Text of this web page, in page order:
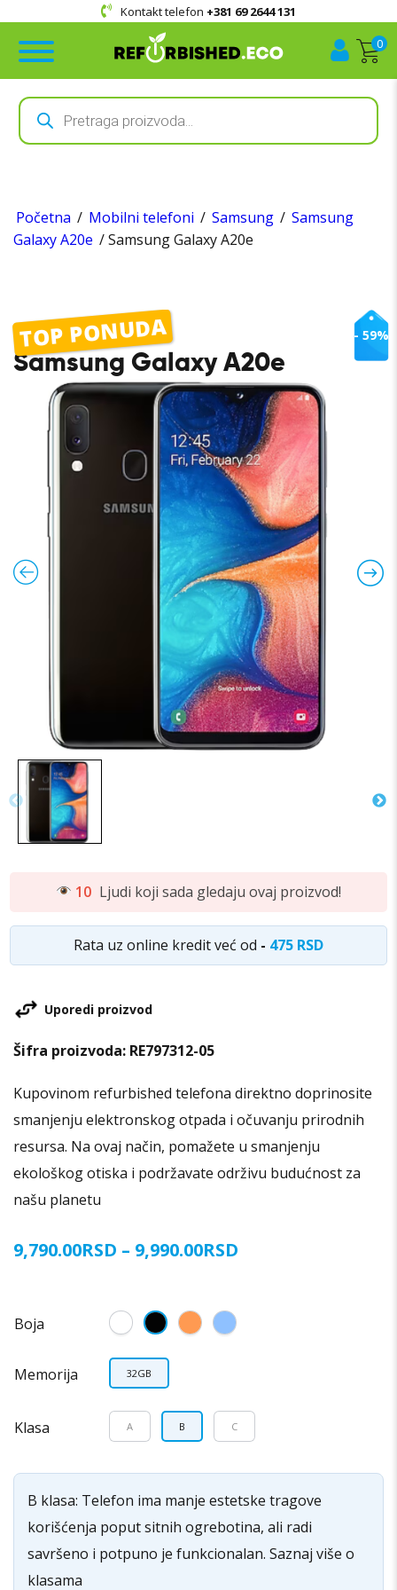
Kupovina uprodavnici i online
0
Products
search
Početna / Mobilni telefoni / Samsung / Samsung
Galaxy A20e / Samsung Galaxy A20e
10 Ljudi koji sada gledaju ovaj proizvod!
TOP PONUDA
Rata uz online kredit već od - 475 RSD
- 59%
Samsung Galaxy A20e
9,790.00RSD – 9,990.00RSD
Kupovinom refurbished telefona direktno doprinosite
smanjenju elektronskog otpada i očuvanju prirodnih
resursa. Na ovaj način, pomažete u smanjenju
ekološkog otiska i podržavate održivu budućnost za
našu planetu
Boja
Memorija 32GB
Klasa A B C
B klasa: Telefon ima manje estetske tragove
korišćenja poput sitnih ogrebotina, ali radi
savršeno i potpuno je funkcionalan. Saznaj više o
klasama
Uporedi proizvod
Šifra proizvoda: RE797312-05